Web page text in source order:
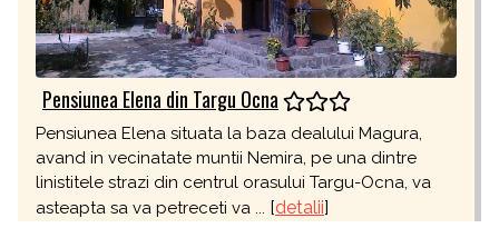
Pensiunea Elena din Targu Ocna
Pensiunea Elena situata la baza dealului Magura,
avand in vecinatate muntii Nemira, pe una dintre
linistitele strazi din centrul orasului Targu-Ocna, va
asteapta sa va petreceti va ... [detalii]